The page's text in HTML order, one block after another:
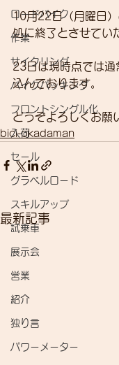
ロードバイク
作業
サイクリング
バイクパッキング
フロントシングル化
入荷
セール
グラベルロード
スキルアップ
試乗車
展示会
営業
紹介
独り言
パワーメーター
10月22日（月曜日
処に終了とさせてい
23日は現時点では通
込んでおります。
どうぞよろしくお願
bici-okadaman
最新記事